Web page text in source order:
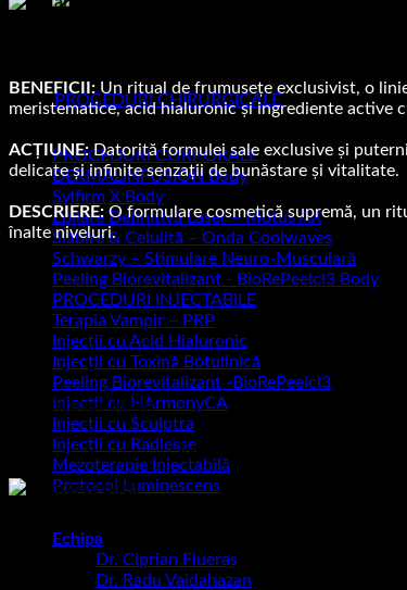
PROCEDURI CHIRURGICALE
PROCEDURI CORPORALE
DERMALINFUSION Body
Sylfirm X Body
Epilare Definitivă Laser – Motus AX
Slăbire & Celulită – Onda Coolwaves
Schwarzy – Stimulare Neuro-Musculară
Peeling Biorevitalizant - BioRePeelcl3 Body
PROCEDURI INJECTABILE
Terapia Vampir – PRP
Injecții cu Acid Hialuronic
Injecții cu Toxină Botulinică
Peeling Biorevitalizant -BioRePeelcl3
Injecții cu HArmonyCA
Injecții cu Sculptra
Injecții cu Radiesse
Mezoterapie Injectabilă
Protocol Luminescens
Echipa
Dr. Ciprian Flueraș
Dr. Radu Vaidahazan
BENEFICII: Un ritual de frumusețe exclusivist, o
meristematice, acid hialuronic și ingrediente active
ACȚIUNE:Datorită formulei sale exclusive și
delicate și infinite senzații de bunăstare și vitalitate.
DESCRIERE: O formulare cosmetică supremă, un
înalte niveluri.
Pregătirea pielii
Înainte de a continua